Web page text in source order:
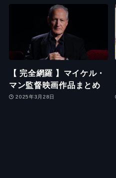
【 完全網羅 】マイケル・
マン監督映画作品まとめ
2025年3月28日